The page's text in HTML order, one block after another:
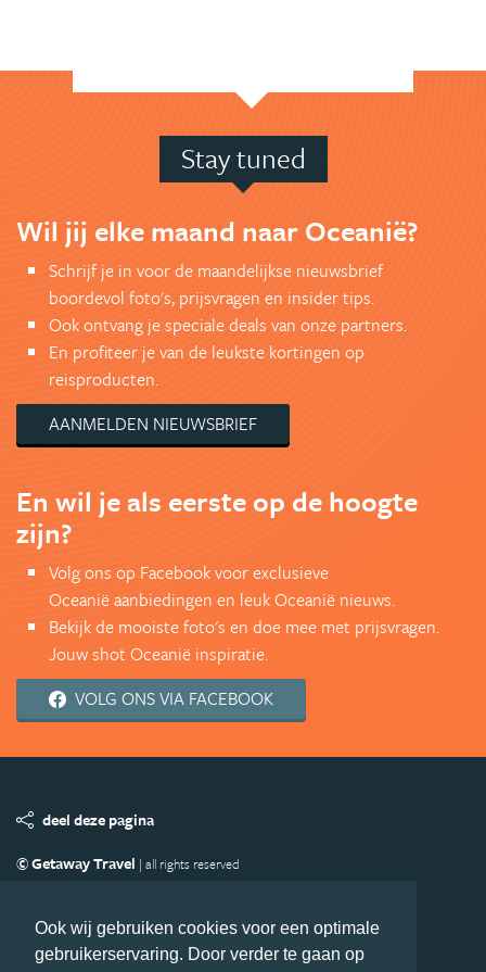
Ook wij gebruiken cookies voor een optimale
gebruikerservaring. Door verder te gaan op
Stay tuned
Wil jij elke maand naar Oceanië?
Schrijf je in voor de maandelijkse nieuwsbrief
boordevol foto's, prijsvragen en insider tips.
Ook ontvang je speciale deals van onze partners.
En profiteer je van de leukste kortingen op
reisproducten.
AANMELDEN NIEUWSBRIEF
En wil je als eerste op de hoogte
zijn?
Volg ons op Facebook voor exclusieve
Oceanië aanbiedingen en leuk Oceanië nieuws.
Bekijk de mooiste foto's en doe mee met prijsvragen.
Jouw shot Oceanië inspiratie.
VOLG ONS VIA FACEBOOK
deel deze pagina
© Getaway Travel | all rights reserved
Copyright
Privacy statement Disclaimer
Cookies
Volg Oceanie.nl